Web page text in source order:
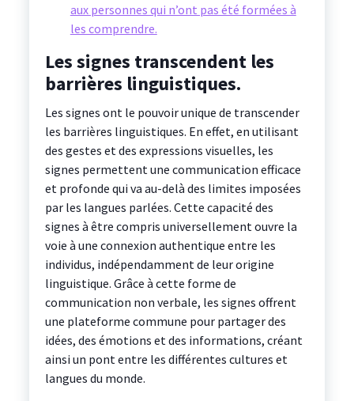
aux personnes qui n’ont pas été formées à
les comprendre.
Les signes transcendent les
barrières linguistiques.
Les signes ont le pouvoir unique de transcender
les barrières linguistiques. En effet, en utilisant
des gestes et des expressions visuelles, les
signes permettent une communication efficace
et profonde qui va au-delà des limites imposées
par les langues parlées. Cette capacité des
signes à être compris universellement ouvre la
voie à une connexion authentique entre les
individus, indépendamment de leur origine
linguistique. Grâce à cette forme de
communication non verbale, les signes offrent
une plateforme commune pour partager des
idées, des émotions et des informations, créant
ainsi un pont entre les différentes cultures et
langues du monde.